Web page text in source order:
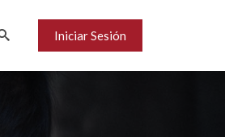
Iniciar Sesión